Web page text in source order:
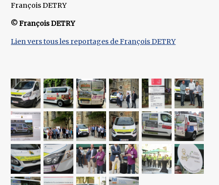
François DETRY
© François DETRY
Lien vers tous les reportages de François DETRY